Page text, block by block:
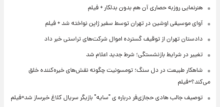
هنرنمایی روزبه حصاری آن هم بدون بدلکار + فیلم
آوای موسیقی اوشین در تهران توسط سفیر ژاپن نواخته شد + فیلم
دادستان تهران از توقیف گسترده اموال شرکت‌های تراستی خبر داد
تغییر در شرایط بازنشستگی؛ شرط جدید اعلام شد
شاهکار طبیعت در دل سنگ؛ تومسونیت چگونه نقش‌های خیره‌کننده خلق
می‌کند؟+فیلم
توصیف جالب هادی حجازی‌فر درباره ی "سایه" بازیگر سریال کلاغ خبرساز شد+فیلم